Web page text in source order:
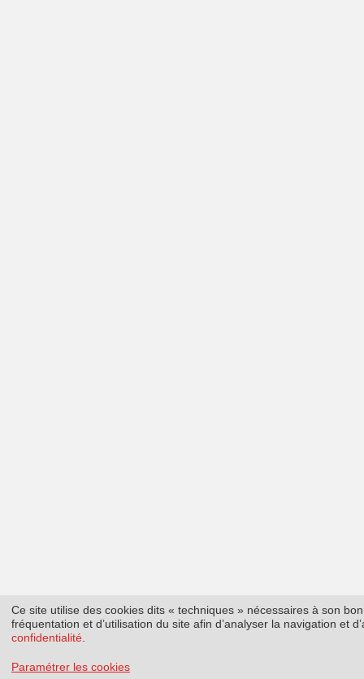
Ce site utilise des cookies dits « techniques » nécessaires à son
fréquentation et d’utilisation du site afin d’analyser la navigation et
confidentialité
Paramétrer les cookies